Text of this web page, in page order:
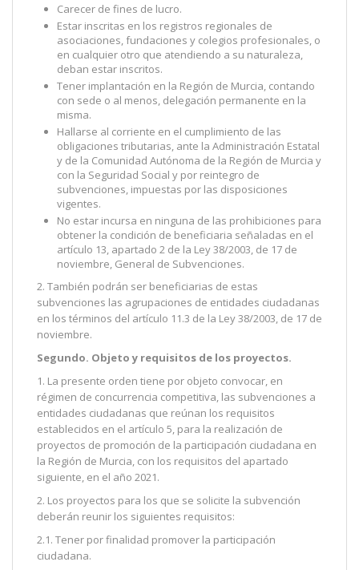
Carecer de fines de lucro.
Estar inscritas en los registros regionales de
asociaciones, fundaciones y colegios profesionales, o
en cualquier otro que atendiendo a su naturaleza,
deban estar inscritos.
Tener implantación en la Región de Murcia, contando
con sede o al menos, delegación permanente en la
misma.
Hallarse al corriente en el cumplimiento de las
obligaciones tributarias, ante la Administración Estatal
y de la Comunidad Autónoma de la Región de Murcia y
con la Seguridad Social y por reintegro de
subvenciones, impuestas por las disposiciones
vigentes.
No estar incursa en ninguna de las prohibiciones para
obtener la condición de beneficiaria señaladas en el
artículo 13, apartado 2 de la Ley 38/2003, de 17 de
noviembre, General de Subvenciones.
2. También podrán ser beneficiarias de estas
subvenciones las agrupaciones de entidades ciudadanas
en los términos del artículo 11.3 de la Ley 38/2003, de 17 de
noviembre.
Segundo. Objeto y requisitos de los proyectos.
1. La presente orden tiene por objeto convocar, en
régimen de concurrencia competitiva, las subvenciones a
entidades ciudadanas que reúnan los requisitos
establecidos en el artículo 5, para la realización de
proyectos de promoción de la participación ciudadana en
la Región de Murcia, con los requisitos del apartado
siguiente, en el año 2021.
2. Los proyectos para los que se solicite la subvención
deberán reunir los siguientes requisitos:
2.1. Tener por finalidad promover la participación
ciudadana.